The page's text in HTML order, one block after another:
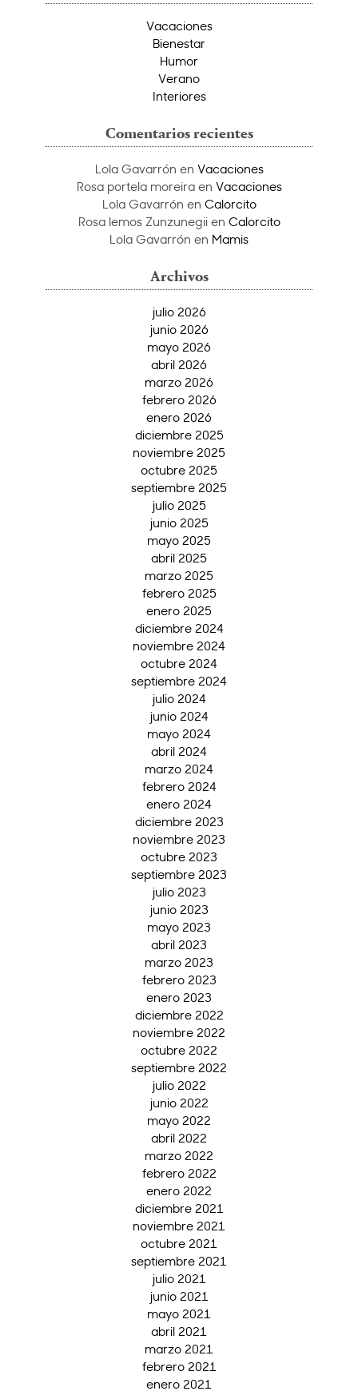
Vacaciones
Bienestar
Humor
Verano
Interiores
Comentarios recientes
Lola Gavarrón en Vacaciones
Rosa portela moreiraen Vacaciones
Lola Gavarrón en Calorcito
Rosa lemos Zunzunegiien Calorcito
Lola Gavarrón en Mamis
Archivos
julio 2026
junio 2026
mayo 2026
abril 2026
marzo 2026
febrero 2026
enero 2026
diciembre 2025
noviembre 2025
octubre 2025
septiembre 2025
julio 2025
junio 2025
mayo 2025
abril 2025
marzo 2025
febrero 2025
enero 2025
diciembre 2024
noviembre 2024
octubre 2024
septiembre 2024
julio 2024
junio 2024
mayo 2024
abril 2024
marzo 2024
febrero 2024
enero 2024
diciembre 2023
noviembre 2023
octubre 2023
septiembre 2023
julio 2023
junio 2023
mayo 2023
abril 2023
marzo 2023
febrero 2023
enero 2023
diciembre 2022
noviembre 2022
octubre 2022
septiembre 2022
julio 2022
junio 2022
mayo 2022
abril 2022
marzo 2022
febrero 2022
enero 2022
diciembre 2021
noviembre 2021
octubre 2021
septiembre 2021
julio 2021
junio 2021
mayo 2021
abril 2021
marzo 2021
febrero 2021
enero 2021